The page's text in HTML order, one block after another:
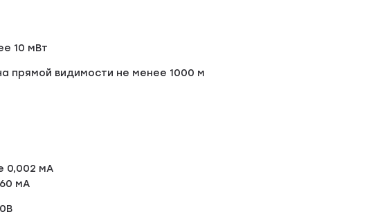
10 мВт
прямой видимости не менее 1000 м
0,002 мА
мА